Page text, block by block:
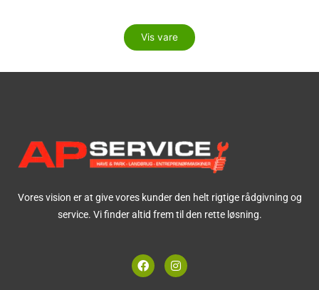
Vis vare
Vores vision er at give vores kunder den helt rigtige rådgivning og
service. Vi finder altid frem til den rette løsning.
F
a
I
n